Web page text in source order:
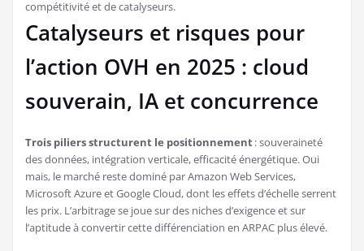
compétitivité et de catalyseurs.
Catalyseurs et risques pour
l’action OVH en 2025 : cloud
souverain, IA et concurrence
Trois piliers structurent le positionnement: souveraineté
des données, intégration verticale, efficacité énergétique. Oui
mais, le marché reste dominé par Amazon Web Services,
Microsoft Azure et Google Cloud, dont les effets d’échelle serrent
les prix. L’arbitrage se joue sur des niches d’exigence et sur
l’aptitude à convertir cette différenciation en ARPAC plus élevé.